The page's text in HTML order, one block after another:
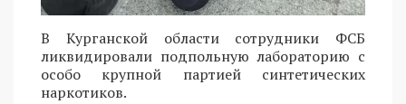
В Курганской области сотрудники ФСБ
ликвидировали подпольную лабораторию с
особо крупной партией синтетических
наркотиков.